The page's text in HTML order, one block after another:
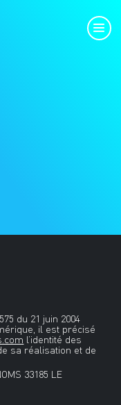
du 21 juin 2004
il est précisé
l’identité des
sa réalisation et de
33185 LE